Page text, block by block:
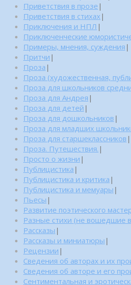
Приветствия в прозе |
Приветствия в стихах |
Приключения и НПЛ |
Приключенческие
Примеры, мнения, суждения |
Притчи |
Проза |
Проза (художественная,
Проза для школьников
Проза для Андрея |
Проза для детей |
Проза для дошкольников |
Проза для младших
Проза для старшеклассников |
Проза. Путешествия. |
Просто о жизни |
Публицистика |
Публицистика и критика |
Публицистика и мемуары |
Пьесы |
Развитие поэтического
Разные стихи (не вошедшие
Рассказы |
Рассказы и миниатюры |
Рецензии |
Сведения об авторах и их
Сведения об авторе и его
Сентиментальная и